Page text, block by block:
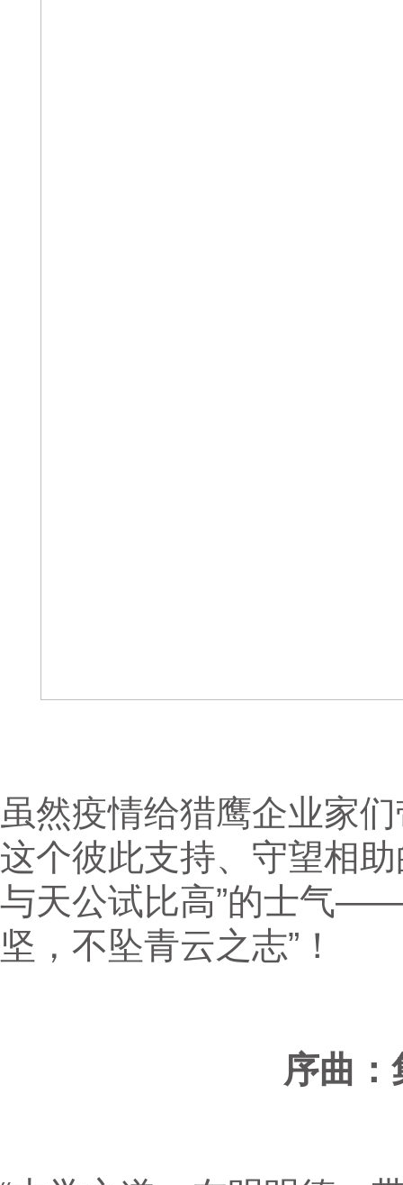
虽然疫情给猎鹰企业家
这个彼此支持、守望相
与天公试比高”的士气
坚，不坠青云之志”！
序曲：